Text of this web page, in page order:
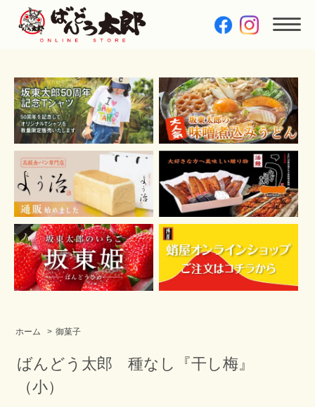
ホーム > 御菓子
ばんどう太郎 種なし『干し梅』
（小）